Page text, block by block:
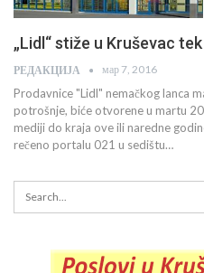
„Lidl“ stiže u Kruševac
РЕДАКЦИЈА мар 7, 2016
Prodavnice "Lidl" nemačkog lanca
potrošnje, biće otvorene u martu
mediji do kraja ove ili naredne
rečeno portalu 021 u sedištu…